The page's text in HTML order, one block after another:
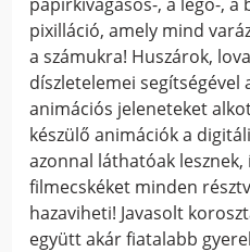
pixilláció, amely mind
a számukra! Huszárok,
díszletelemei segítségével
animációs jeleneteket
készülő animációk a
azonnal láthatóak lesznek,
filmecskéket minden
hazaviheti! Javasolt
együtt akár fiatalabb